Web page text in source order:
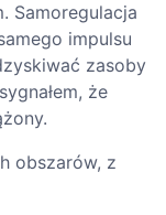
Samoregulacja
impulsu
zasoby
że
obszarów, z